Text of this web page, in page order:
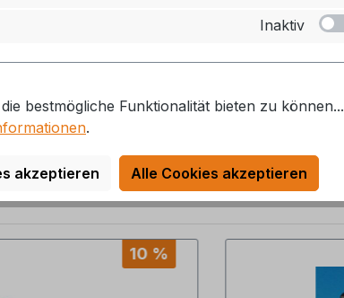
10 %
Inaktiv
bestmögliche Funktionalität bieten zu können...
.
akzeptieren Alle Cookies akzeptieren